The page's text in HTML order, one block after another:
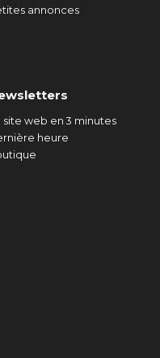
annonces
site web en 3 minutes
heure